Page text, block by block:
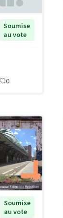
Soumise
au vote
0
Soumise
au vote